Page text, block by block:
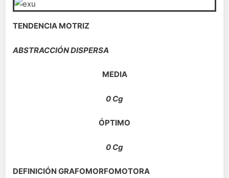
TENDENCIA MOTRIZ
ABSTRACCIÓN DISPERSA
MEDIA
0 Cg
ÓPTIMO
0 Cg
DEFINICIÓN GRAFOMORFOMOTORA